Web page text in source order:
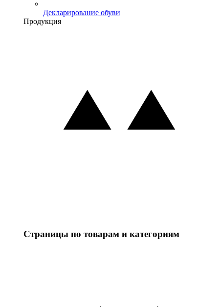
Декларирование обуви
Продукция
Страницы по товарам и категориям